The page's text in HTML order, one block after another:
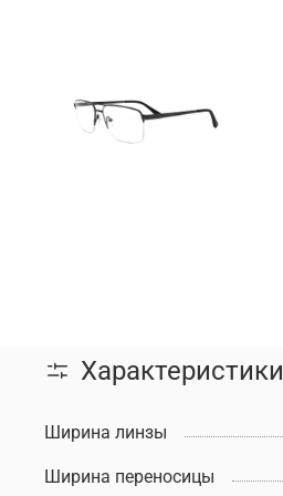
Характеристики
Ширина линзы
Ширина переносицы